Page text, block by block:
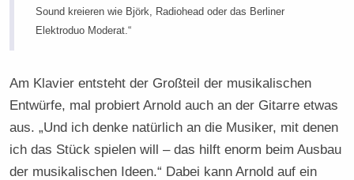
Sound kreieren wie Björk, Radiohead oder das Berliner
Elektroduo Moderat.“
Am Klavier entsteht der Großteil der musikalischen
Entwürfe, mal probiert Arnold auch an der Gitarre etwas
aus. „Und ich denke natürlich an die Musiker, mit denen
ich das Stück spielen will – das hilft enorm beim Ausbau
der musikalischen Ideen.“ Dabei kann Arnold auf ein